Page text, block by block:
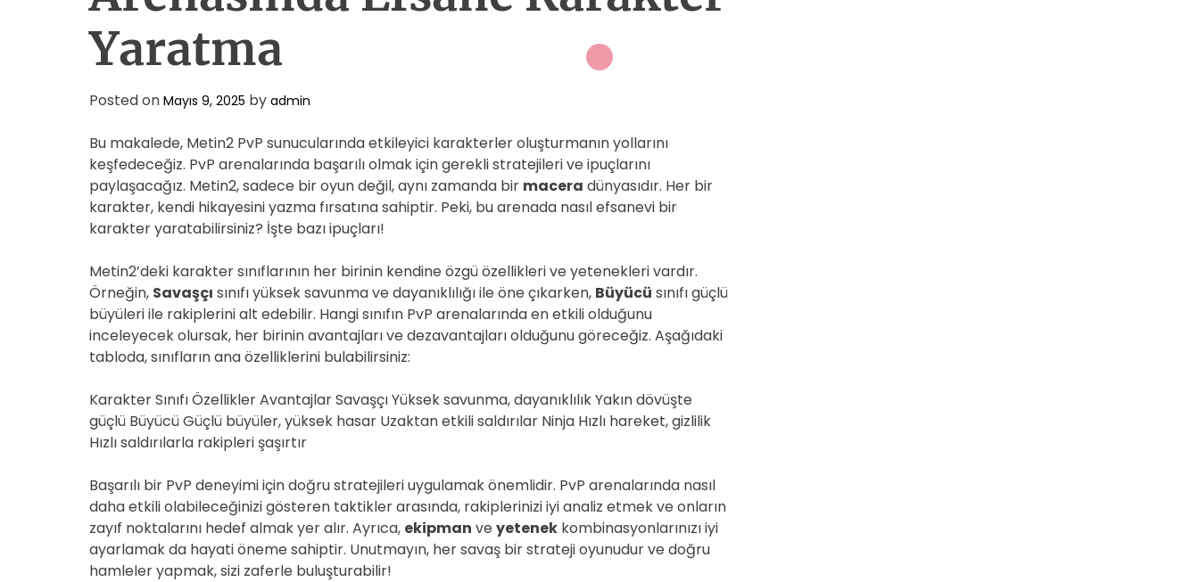
Yaratma
Posted on Mayıs 9, 2025 by admin
Bu makalede, Metin2 PvP sunucularında etkileyici karakterler oluşturmanın yollarını
keşfedeceğiz. PvP arenalarında başarılı olmak için gerekli stratejileri ve ipuçlarını
paylaşacağız. Metin2, sadece bir oyun değil, aynı zamanda bir macera dünyasıdır. Her bir
karakter, kendi hikayesini yazma fırsatına sahiptir. Peki, bu arenada nasıl efsanevi bir
karakter yaratabilirsiniz? İşte bazı ipuçları!
Metin2’deki karakter sınıflarının her birinin kendine özgü özellikleri ve yetenekleri vardır.
Örneğin, Savaşçı sınıfı yüksek savunma ve dayanıklılığı ile öne çıkarken, Büyücü sınıfı güçlü
büyüleri ile rakiplerini alt edebilir. Hangi sınıfın PvP arenalarında en etkili olduğunu
inceleyecek olursak, her birinin avantajları ve dezavantajları olduğunu göreceğiz. Aşağıdaki
tabloda, sınıfların ana özelliklerini bulabilirsiniz:
Karakter Sınıfı Özellikler Avantajlar Savaşçı Yüksek savunma, dayanıklılık Yakın dövüşte
güçlü Büyücü Güçlü büyüler, yüksek hasar Uzaktan etkili saldırılar Ninja Hızlı hareket, gizlilik
Hızlı saldırılarla rakipleri şaşırtır
Başarılı bir PvP deneyimi için doğru stratejileri uygulamak önemlidir. PvP arenalarında nasıl
daha etkili olabileceğinizi gösteren taktikler arasında, rakiplerinizi iyi analiz etmek ve onların
zayıf noktalarını hedef almak yer alır. Ayrıca, ekipman ve yetenek kombinasyonlarınızı iyi
ayarlamak da hayati öneme sahiptir. Unutmayın, her savaş bir strateji oyunudur ve doğru
hamleler yapmak, sizi zaferle buluşturabilir!